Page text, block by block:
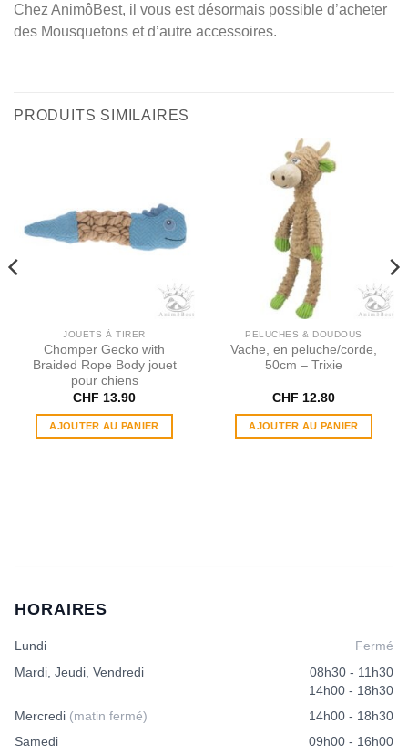
Chez AnimôBest, il vous est désormais possible d’acheter
des Mousquetons et d’autre accessoires.
PRODUITS SIMILAIRES
JOUETS À TIRER
Chomper Gecko with
Braided Rope Body jouet
pour chiens
CHF 13.90
AJOUTER AU PANIER
PELUCHES & DOUDOUS
Vache, en peluche/corde,
50cm – Trixie
CHF 12.80
AJOUTER AU PANIER
HORAIRES
Lundi
Fermé
Mardi, Jeudi, Vendredi
08h30 - 11h30
14h00 - 18h30
Mercredi (matin fermé)
14h00 - 18h30
Samedi
09h00 - 16h00